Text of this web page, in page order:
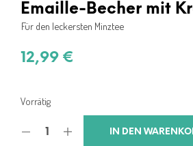
Emaille-Becher mit
Für den leckersten Minztee
12,99 €
Vorrätig
IN DEN